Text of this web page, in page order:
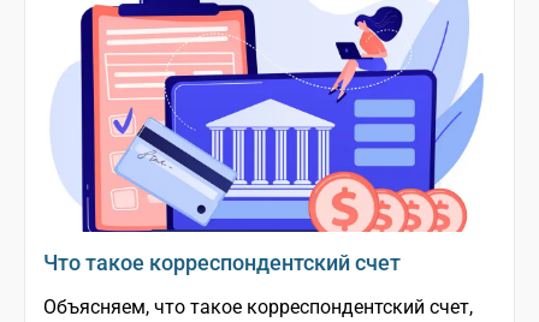
Что такое корреспондентский счет
Объясняем, что такое корреспондентский счет,